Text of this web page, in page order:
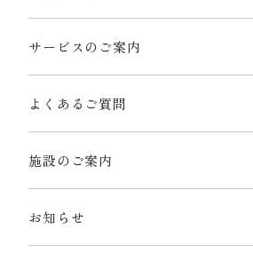
サービスのご案内
よくあるご質問
施設のご案内
お知らせ